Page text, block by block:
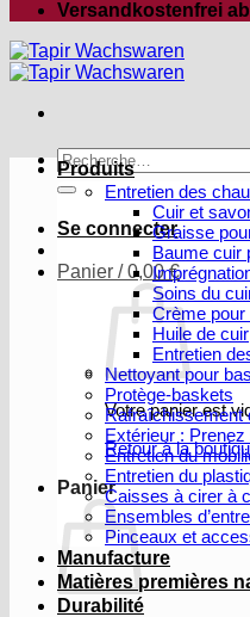
Versandkostenfrei
Recherche
pour :
Se connecter
Panier /0,00€
Votre panier est
Retour à la
Panier
Produits
Entretien des
Cuir et
Graisse
Baume cuir
Soins du
Crème pour
Huile de cuir
Entretien
Nettoyant pour
Protège-baskets
Rafraîchissement
Extérieur :
Entretien du
Entretien du
Caisses à cirer à
Ensembles
Pinceaux et
Manufacture
Matières premières
Durabilité